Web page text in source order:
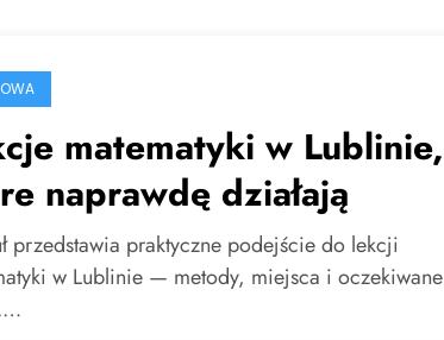
matematyki w Lublinie,
naprawdę działają
przedstawia praktyczne podejście do lekcji
w Lublinie — metody, miejsca i oczekiwane